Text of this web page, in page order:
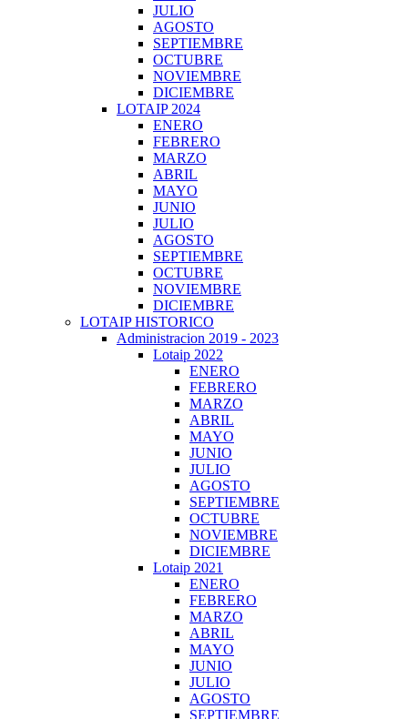
JULIO
AGOSTO
SEPTIEMBRE
OCTUBRE
NOVIEMBRE
DICIEMBRE
LOTAIP 2024
ENERO
FEBRERO
MARZO
ABRIL
MAYO
JUNIO
JULIO
AGOSTO
SEPTIEMBRE
OCTUBRE
NOVIEMBRE
DICIEMBRE
LOTAIP HISTORICO
Administracion 2019 - 2023
Lotaip 2022
ENERO
FEBRERO
MARZO
ABRIL
MAYO
JUNIO
JULIO
AGOSTO
SEPTIEMBRE
OCTUBRE
NOVIEMBRE
DICIEMBRE
Lotaip 2021
ENERO
FEBRERO
MARZO
ABRIL
MAYO
JUNIO
JULIO
AGOSTO
SEPTIEMBRE